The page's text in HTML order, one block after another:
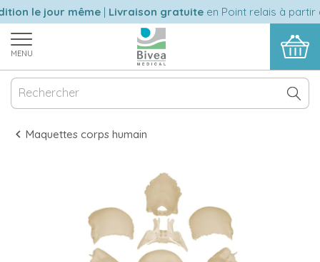
le jour même|Livraison gratuiteen Point relais à partir
MENU
Maquettes corps humain